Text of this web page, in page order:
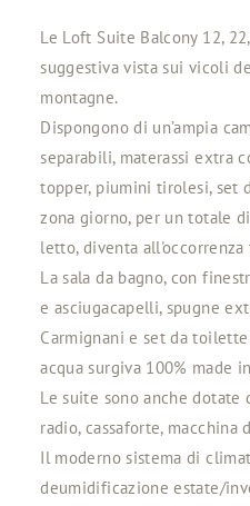
Le Loft Suite Balcony 12,
suggestiva vista sui vicoli
montagne.
Dispongono di un’ampia
separabili, materassi extra
topper, piumini tirolesi, set
zona giorno, per un totale
letto, diventa
La sala da bagno, con
e asciugacapelli, spugne
Carmignani e set da
acqua surgiva 100% made
Le suite sono anche dotate
radio, cassaforte,
Il moderno sistema di
deumidificazione estate/